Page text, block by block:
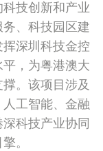
技创新和产业
、科技园区建
深圳科技金控
，为粤港澳大
。该项目涉及
工智能、金融
科技产业协同
。